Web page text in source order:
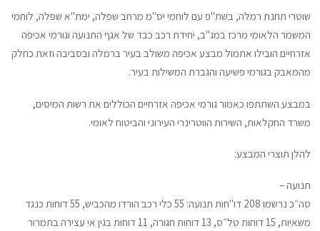
שוטרי תחנת רמלה, בשת"פ עם לוחמי יס"מ מרחב שפלה, ימת"א שפלה, לוחמי
המשמר הלאומי מרכז במג"ב, יחידת רכב כבד של אגף התנועה וגורמי אכיפה
אזרחיים הובילו אתמול מבצע אכיפה משולב בעיר ברמלה ובסביבה וזאת כחלק
מהמאבק בגורמי פשיעה והגברת המשילות בעיר.
במבצע השתתפו כאמור גורמי אכיפה אזרחיים הכוללים את רשות המיסים,
משרד החקלאות, השירות הווטרינרי העירוני והביטוח לאומי.
להלן תוצרי המבצע:
תנועה –
סה״כ נרשמו 208 דו"חות תנועה: 55 כלי רכב הורדו מהכביש, 55 דוחות כנגד
משאיות, 15 דוחות טל״ס, 13 דוחות חגורה, 11 דוחות בגין אי עצירה בתמרור